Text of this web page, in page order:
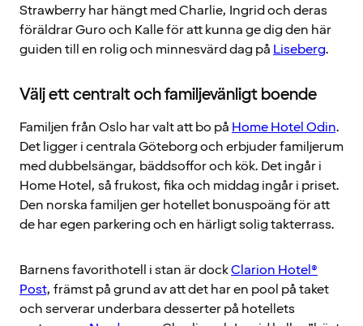
Strawberry har hängt med Charlie, Ingrid och deras
föräldrar Guro och Kalle för att kunna ge dig den här
guiden till en rolig och minnesvärd dag på Liseberg.
Välj ett centralt och familjevänligt boende
Familjen från Oslo har valt att bo på Home Hotel Odin.
Det ligger i centrala Göteborg och erbjuder familjerum
med dubbelsängar, bäddsoffor och kök. Det ingår i
Home Hotel, så frukost, fika och middag ingår i priset.
Den norska familjen ger hotellet bonuspoäng för att
de har egen parkering och en härligt solig takterrass.
Barnens favorithotell i stan är dockClarion Hotel®
Post, främst på grund av att det har en pool på taket
och serverar underbara desserter på hotellets